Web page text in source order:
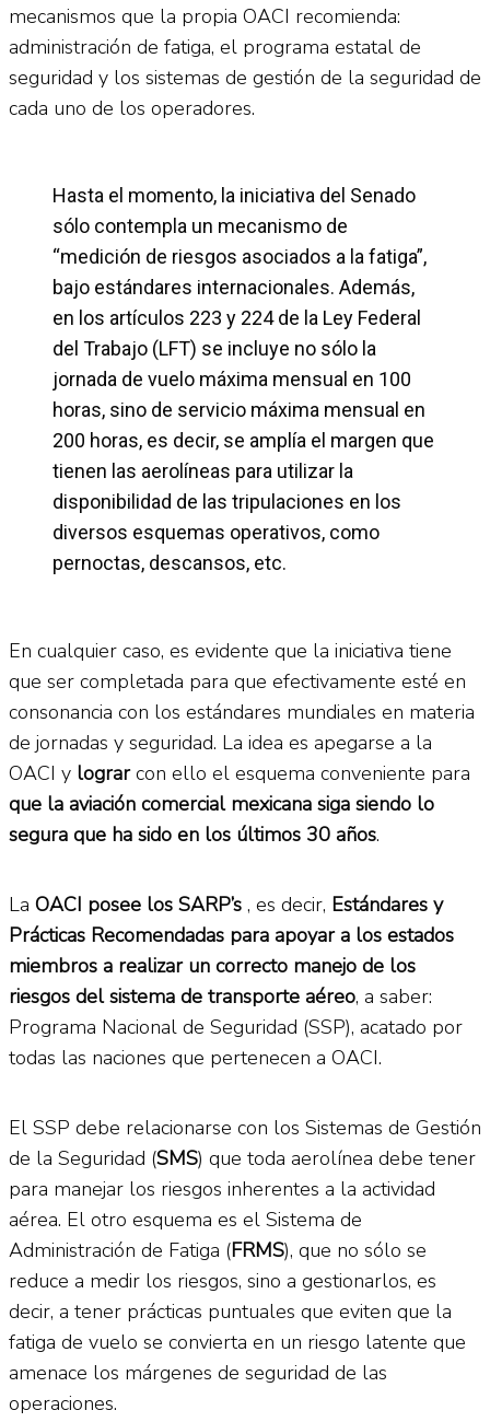
mecanismos que la propia OACI recomienda:
administración de fatiga, el programa estatal de
seguridad y los sistemas de gestión de la seguridad de
cada uno de los operadores.
Hasta el momento, la iniciativa del Senado
sólo contempla un mecanismo de
“medición de riesgos asociados a la fatiga”,
bajo estándares internacionales. Además,
en los artículos 223 y 224 de la Ley Federal
del Trabajo (LFT) se incluye no sólo la
jornada de vuelo máxima mensual en 100
horas, sino de servicio máxima mensual en
200 horas, es decir, se amplía el margen que
tienen las aerolíneas para utilizar la
disponibilidad de las tripulaciones en los
diversos esquemas operativos, como
pernoctas, descansos, etc.
En cualquier caso, es evidente que la iniciativa tiene
que ser completada para que efectivamente esté en
consonancia con los estándares mundiales en materia
de jornadas y seguridad. La idea es apegarse a la
OACI y lograrcon ello el esquema conveniente para
que la aviación comercial mexicana siga siendo lo
segura que ha sido en los últimos 30 años.
La OACI posee los SARP’s , es decir, Estándares y
Prácticas Recomendadas para apoyar a los estados
miembros a realizar un correcto manejo de los
riesgos del sistema de transporte aéreo, a saber:
Programa Nacional de Seguridad (SSP), acatado por
todas las naciones que pertenecen a OACI.
El SSP debe relacionarse con los Sistemas de Gestión
de la Seguridad (SMS) que toda aerolínea debe tener
para manejar los riesgos inherentes a la actividad
aérea. El otro esquema es el Sistema de
Administración de Fatiga (FRMS), que no sólo se
reduce a medir los riesgos, sino a gestionarlos, es
decir, a tener prácticas puntuales que eviten que la
fatiga de vuelo se convierta en un riesgo latente que
amenace los márgenes de seguridad de las
operaciones.